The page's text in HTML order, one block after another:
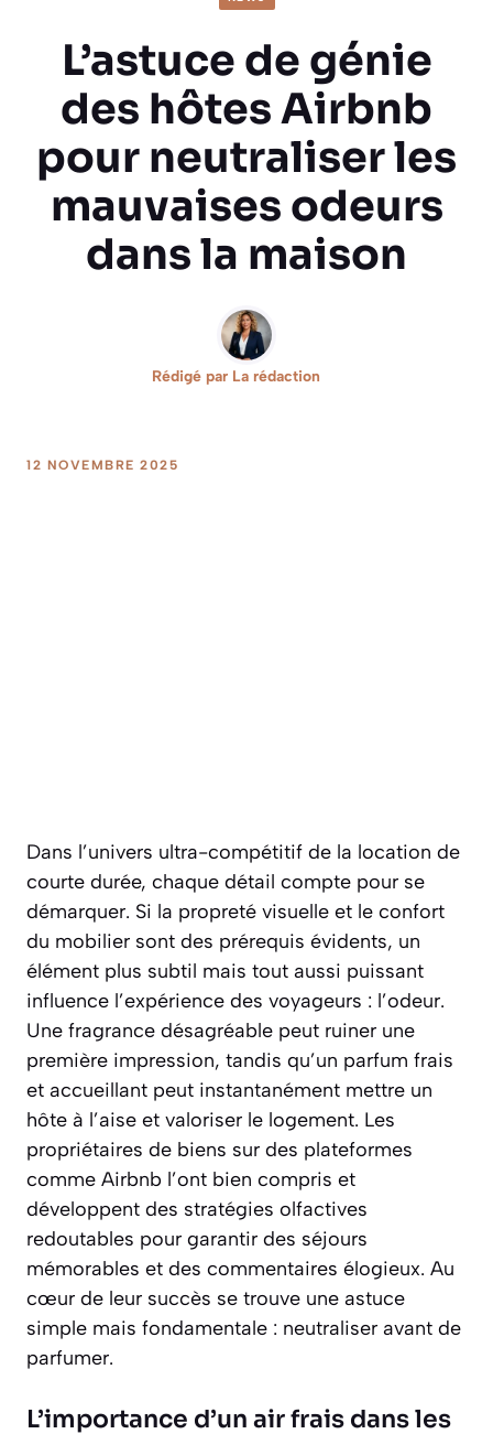
L’astuce de génie
des hôtes Airbnb
pour neutraliser les
mauvaises odeurs
dans la maison
Rédigé par La rédaction
12 NOVEMBRE 2025
Dans l’univers ultra-compétitif de la location de
courte durée, chaque détail compte pour se
démarquer. Si la propreté visuelle et le confort
du mobilier sont des prérequis évidents, un
élément plus subtil mais tout aussi puissant
influence l’expérience des voyageurs : l’odeur.
Une fragrance désagréable peut ruiner une
première impression, tandis qu’un parfum frais
et accueillant peut instantanément mettre un
hôte à l’aise et valoriser le logement. Les
propriétaires de biens sur des plateformes
comme Airbnb l’ont bien compris et
développent des stratégies olfactives
redoutables pour garantir des séjours
mémorables et des commentaires élogieux. Au
cœur de leur succès se trouve une astuce
simple mais fondamentale : neutraliser avant de
parfumer.
L’importance d’un air frais dans les